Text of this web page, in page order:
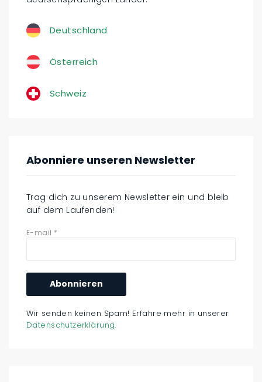
Deutschland
Österreich
Schweiz
Abonniere unseren Newsletter
Trag dich zu unserem Newsletter ein und bleib
auf dem Laufenden!
E-mail *
Wir senden keinen Spam! Erfahre mehr in unserer
Datenschutzerklärung.